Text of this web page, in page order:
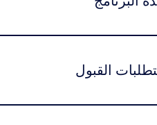
برنامج مدة دراسة دنيا
القبول
على المتقدمين استيفاء شروط